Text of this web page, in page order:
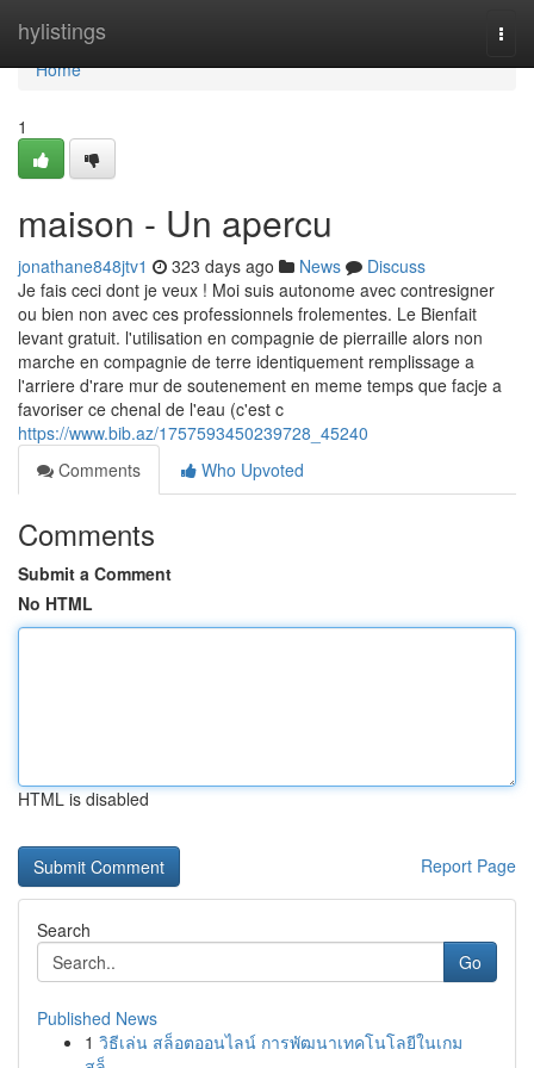
hylistings
Home
Home
1
maison - Un apercu
jonathane848jtv1 323 days ago News
Discuss
Je fais ceci dont je veux ! Moi suis autonome avec contresigner
ou bien non avec ces professionnels frolementes. Le Bienfait
levant gratuit. l'utilisation en compagnie de pierraille alors non
marche en compagnie de terre identiquement remplissage a
l'arriere d'rare mur de soutenement en meme temps que facje a
favoriser ce chenal de l'eau (c'est c
https://www.bib.az/1757593450239728_45240
Comments
Who Upvoted
Comments
Submit a Comment
No HTML
HTML is disabled
Report Page
Search
Go
Published News
1 วิธีเล่น สล็อตออนไลน์ การพัฒนาเทคโนโลยีในเกม